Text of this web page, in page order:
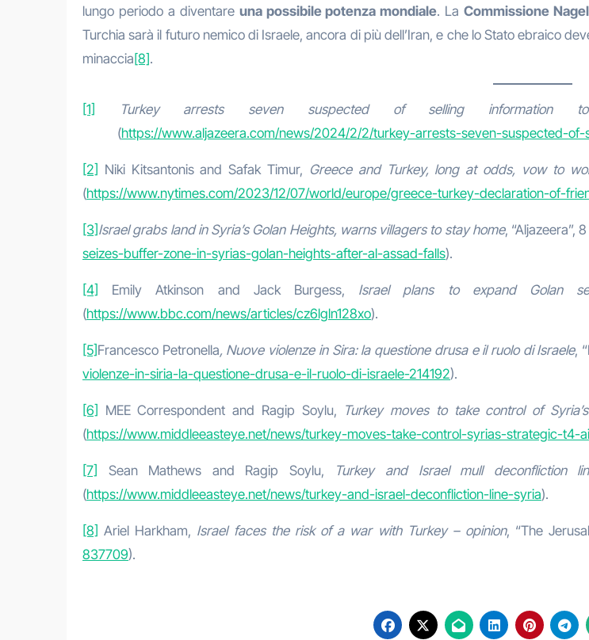
lungo periodo a diventare una possibile potenza mondiale. LaCommissione Nagel
Turchia sarà il futuro nemico di Israele, ancora di più dell’Iran, e che lo Stato ebraico
minaccia[8].
[1] Turkey arrests seven suspected of selling information to
(https://www.aljazeera.com/news/2024/2/2/turkey-arrests-seven-suspected-of-
[2] Niki Kitsantonis and Safak Timur, Greece and Turkey, long at odds, vow to
(https://www.nytimes.com/2023/12/07/world/europe/greece-turkey-declaration-of-
[3] Israel grabs land in Syria’s Golan Heights, warns villagers to stay home, “Aljazeera”,
seizes-buffer-zone-in-syrias-golan-heights-after-al-assad-falls).
[4] Emily Atkinson and Jack Burgess, Israel plans to expand Golan
(https://www.bbc.com/news/articles/cz6lgln128xo).
[5] Francesco Petronella, Nuove violenze in Sira: la questione drusa e il ruolo di Israele,
violenze-in-siria-la-questione-drusa-e-il-ruolo-di-israele-214192).
[6] MEE Correspondent and Ragip Soylu, Turkey moves to take control of
(https://www.middleeasteye.net/news/turkey-moves-take-control-syrias-strategic-t4-
[7] Sean Mathews and Ragip Soylu, Turkey and Israel mull deconfliction
(https://www.middleeasteye.net/news/turkey-and-israel-deconfliction-line-syria).
[8] Ariel Harkham, Israel faces the risk of a war with Turkey – opinion, “The
837709).